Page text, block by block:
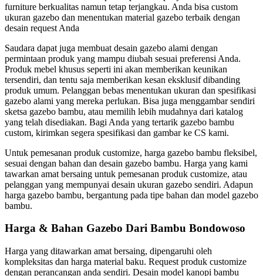
furniture berkualitas namun tetap terjangkau. Anda bisa custom
ukuran gazebo dan menentukan material gazebo terbaik dengan
desain request Anda
Saudara dapat juga membuat desain gazebo alami dengan
permintaan produk yang mampu diubah sesuai preferensi Anda.
Produk mebel khusus seperti ini akan memberikan keunikan
tersendiri, dan tentu saja memberikan kesan eksklusif dibanding
produk umum. Pelanggan bebas menentukan ukuran dan spesifikasi
gazebo alami yang mereka perlukan. Bisa juga menggambar sendiri
sketsa gazebo bambu, atau memilih lebih mudahnya dari katalog
yang telah disediakan. Bagi Anda yang tertarik gazebo bambu
custom, kirimkan segera spesifikasi dan gambar ke CS kami.
Untuk pemesanan produk customize, harga gazebo bambu fleksibel,
sesuai dengan bahan dan desain gazebo bambu. Harga yang kami
tawarkan amat bersaing untuk pemesanan produk customize, atau
pelanggan yang mempunyai desain ukuran gazebo sendiri. Adapun
harga gazebo bambu, bergantung pada tipe bahan dan model gazebo
bambu.
Harga & Bahan Gazebo Dari Bambu Bondowoso
Harga yang ditawarkan amat bersaing, dipengaruhi oleh
kompleksitas dan harga material baku. Request produk customize
dengan perancangan anda sendiri. Desain model kanopi bambu